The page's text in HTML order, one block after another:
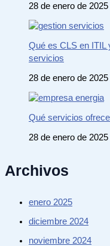
28 de enero de 2025
Qué es CLS en ITIL
servicios
28 de enero de 2025
Qué servicios
28 de enero de 2025
Archivos
enero 2025
diciembre 2024
noviembre 2024